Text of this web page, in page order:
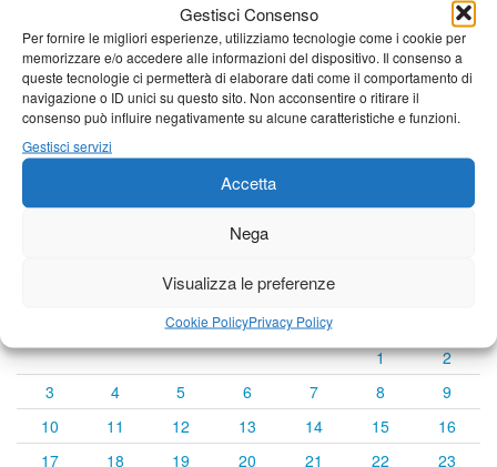
Gestisci Consenso
Per fornire le migliori esperienze, utilizziamo tecnologie come i cookie per
memorizzare e/o accedere alle informazioni del dispositivo. Il consenso a
queste tecnologie ci permetterà di elaborare dati come il comportamento di
navigazione o ID unici su questo sito. Non acconsentire o ritirare il
consenso può influire negativamente su alcune caratteristiche e funzioni.
Gestisci servizi
Accetta
Nega
Visualizza le preferenze
Cookie PolicyPrivacy Policy
Castelnuovo Garfagnana
21°C|34°C 21°C|35°C 23°C|35°C
Previsioni a cura di:
Calendario eventi
Agosto 2026
M G V
1
2
3
4 5 6 7 8
9
10
11 12 13 14 15
16
17
18 19 20 21 22
23